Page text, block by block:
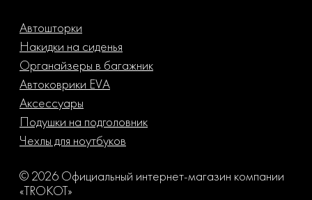
Автошторки
Накидки на сиденья
Органайзеры в багажник
Автоковрики EVA
Аксессуары
Подушки на подголовник
Чехлы для ноутбуков
© 2026 Официальный интернет-магазин компании
«TROKOT»